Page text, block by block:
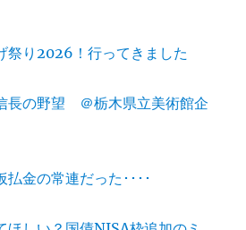
祭り2026！行ってきました
長の野望 ＠栃木県立美術館企
払金の常連だった････